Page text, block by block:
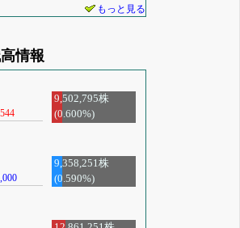
もっと見る
情報
9,502,795株
(0.600%)
9,358,251株
(0.590%)